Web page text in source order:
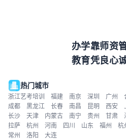
办学靠师资
教育凭良心
热门城市
浙江艺考培训 福建 南京 深圳 广州
成都
黑龙江 长春 南昌 昆明 西安
长沙
天津 内蒙古 南宁 贵州 甘肃
拉萨
杭州 河南 四川 山东 福州 杭
常州
洛阳 大连